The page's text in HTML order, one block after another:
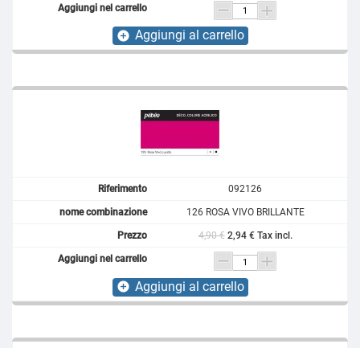
add_circle Aggiungi al carrello
092126
126 ROSA VIVO BRILLANTE
4,90 € 2,94 € Tax incl.
add_circle Aggiungi al carrello